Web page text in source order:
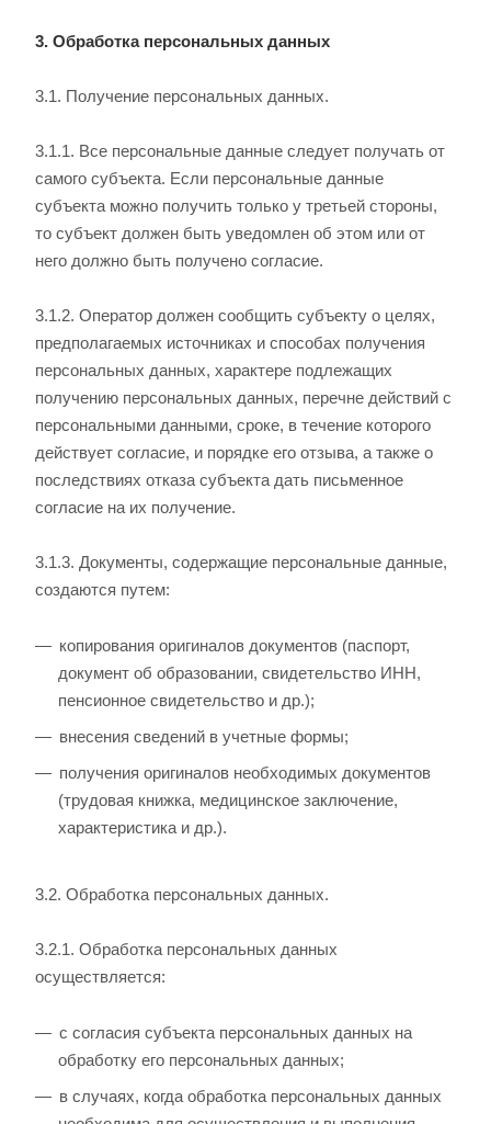
3. Обработка персональных данных
3.1. Получение персональных данных.
3.1.1. Все персональные данные следует получать от
самого субъекта. Если персональные данные
субъекта можно получить только у третьей стороны,
то субъект должен быть уведомлен об этом или от
него должно быть получено согласие.
3.1.2. Оператор должен сообщить субъекту о целях,
предполагаемых источниках и способах получения
персональных данных, характере подлежащих
получению персональных данных, перечне действий с
персональными данными, сроке, в течение которого
действует согласие, и порядке его отзыва, а также о
последствиях отказа субъекта дать письменное
согласие на их получение.
3.1.3. Документы, содержащие персональные данные,
создаются путем:
копирования оригиналов документов (паспорт,
документ об образовании, свидетельство ИНН,
пенсионное свидетельство и др.);
внесения сведений в учетные формы;
получения оригиналов необходимых документов
(трудовая книжка, медицинское заключение,
характеристика и др.).
3.2. Обработка персональных данных.
3.2.1. Обработка персональных данных
осуществляется:
с согласия субъекта персональных данных на
обработку его персональных данных;
в случаях, когда обработка персональных данных